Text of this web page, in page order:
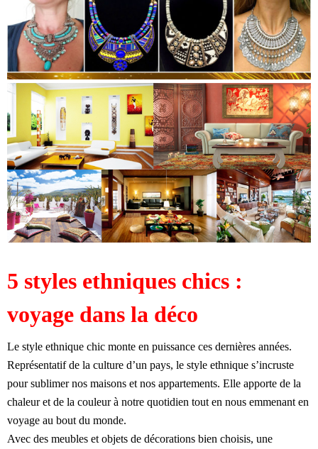
5 styles ethniques chics :
voyage dans la déco
Le style ethnique chic monte en puissance ces dernières années.
Représentatif de la culture d’un pays, le style ethnique s’incruste
pour sublimer nos maisons et nos appartements. Elle apporte de la
chaleur et de la couleur à notre quotidien tout en nous emmenant en
voyage au bout du monde.
Avec des meubles et objets de décorations bien choisis, une